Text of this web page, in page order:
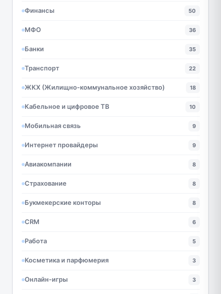
Финансы 50
МФО 36
Банки 35
Транспорт 22
ЖКХ (Жилищно-коммунальное хозяйство) 18
Кабельное и цифровое ТВ 10
Мобильная связь 9
Интернет провайдеры 9
Авиакомпании 8
Страхование 8
Букмекерские конторы 8
CRM 6
Работа 5
Косметика и парфюмерия 3
Онлайн-игры 3